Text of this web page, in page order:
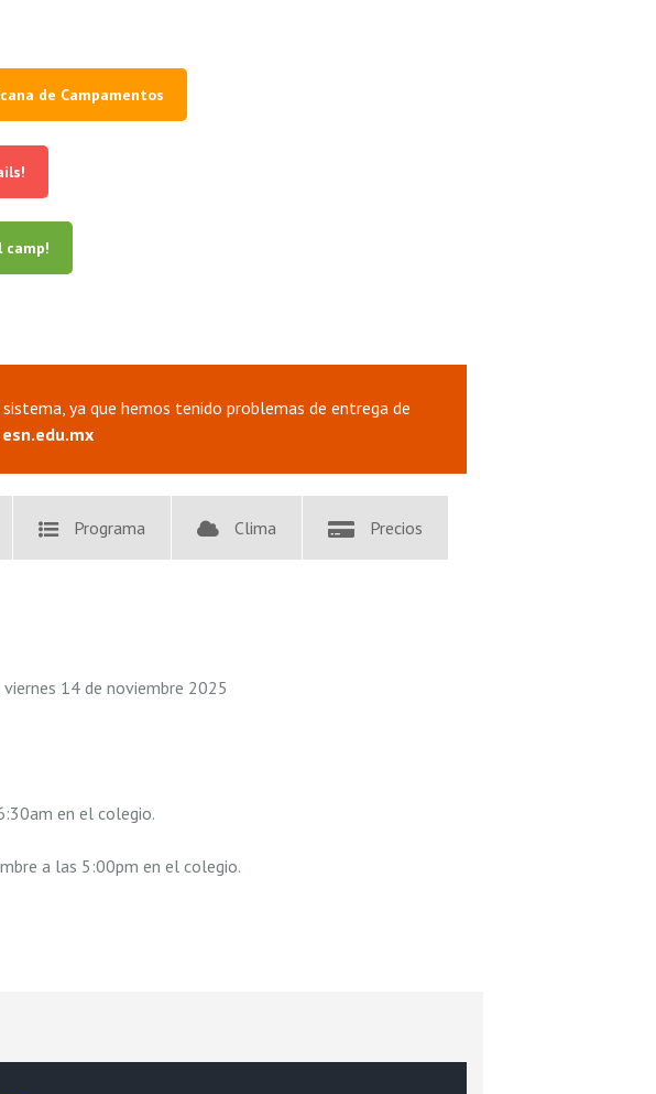
de Campamentos
camp!
ya que hemos tenido problemas de entrega de
esn.edu.mx
Programa Clima Precios
14 de noviembre 2025
en el colegio.
a las 5:00pm en el colegio.